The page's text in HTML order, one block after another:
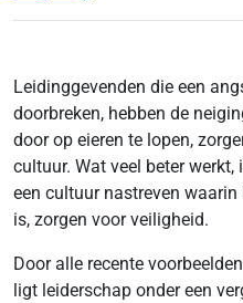
Leidinggevenden die een
doorbreken, hebben de
door op eieren te lopen,
cultuur. Wat veel beter werkt,
een cultuur nastreven
is, zorgen voor veiligheid.
Door alle recente
ligt leiderschap onder een